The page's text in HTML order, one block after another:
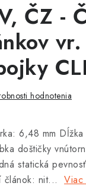
ČZ -
vr.
hodnotenia
6,48 mm
doštičky
statická
článok: nit... Viac